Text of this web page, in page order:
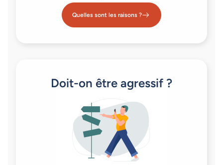
Quelles sont les raisons ?
Doit-on être agressif ?